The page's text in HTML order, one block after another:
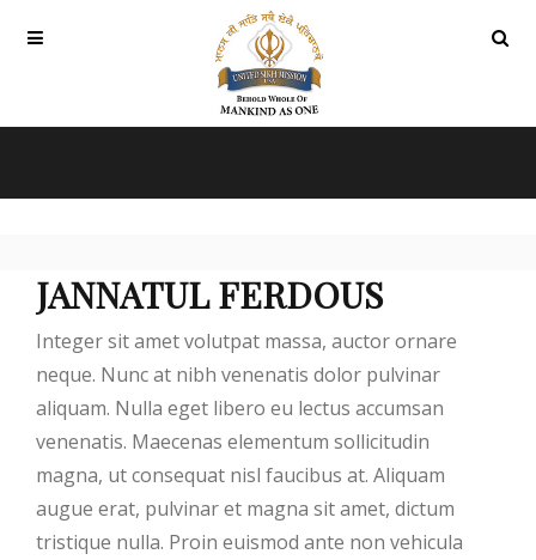
JANNATUL FERDOUS
Integer sit amet volutpat massa, auctor ornare
neque. Nunc at nibh venenatis dolor pulvinar
aliquam. Nulla eget libero eu lectus accumsan
venenatis. Maecenas elementum sollicitudin
magna, ut consequat nisl faucibus at. Aliquam
augue erat, pulvinar et magna sit amet, dictum
tristique nulla. Proin euismod ante non vehicula